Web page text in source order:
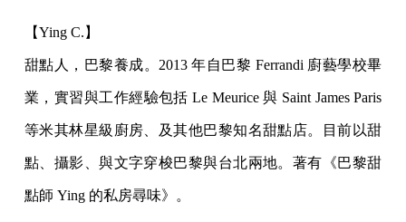
【Ying C.】
甜點人，巴黎養成。2013 年自巴黎 Ferrandi 廚藝學校畢
業，實習與工作經驗包括 Le Meurice 與 Saint James Paris
等米其林星級廚房、及其他巴黎知名甜點店。目前以甜
點、攝影、與文字穿梭巴黎與台北兩地。著有《巴黎甜
點師 Ying 的私房尋味》。